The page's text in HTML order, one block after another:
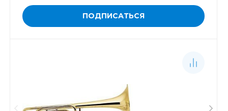
ПОДПИСАТЬСЯ